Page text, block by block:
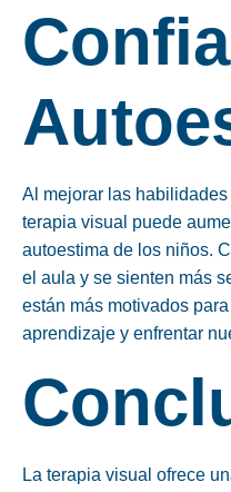
Al mejorar las
terapia visual puede
autoestima de los niños.
el aula y se sienten más
están más motivados
aprendizaje y enfrentar
La terapia visual ofrece